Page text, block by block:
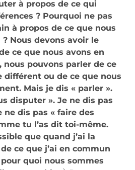
à propos de ce qui
? Pourquoi ne pas
à propos de ce que nous
Nous devons avoir le
ce que nous avons en
nous pouvons parler de ce
différent ou de ce que nous
Mais je dis « parler ».
disputer ». Je ne dis pas
ne dis pas « faire des
tu l’as dit toi-même.
que quand j’ai la
ce que j’ai en commun
pour quoi nous sommes